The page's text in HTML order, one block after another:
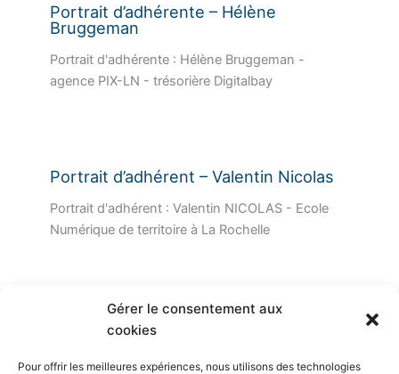
Gérer le consentement aux
cookies
Pour offrir les meilleures expériences, nous utilisons des technologies
Portrait d’adhérente – Hélène
Bruggeman
Portrait d'adhérente : Hélène Bruggeman -
agence PIX-LN - trésorière Digitalbay
Portrait d’adhérent – Valentin Nicolas
Portrait d'adhérent : Valentin NICOLAS - Ecole
Numérique de territoire à La Rochelle
Plan du site